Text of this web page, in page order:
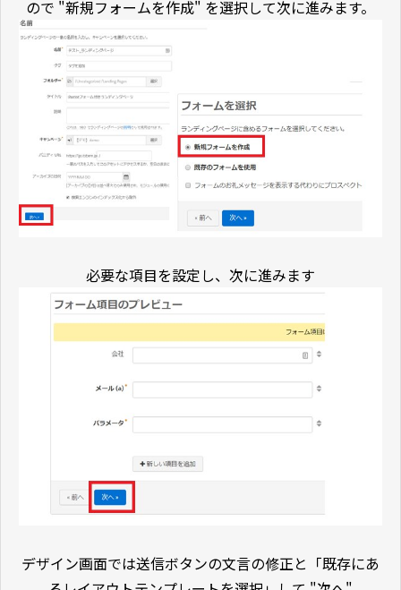
ので "新規フォームを作成" を選択して次に進みます。
必要な項目を設定し、次に進みます
デザイン画面では送信ボタンの文言の修正と「既存にあ